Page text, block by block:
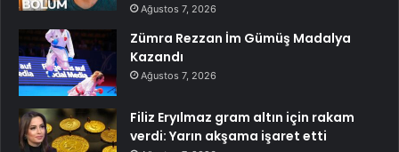
Ağustos 7, 2026
Zümra Rezzan İm Gümüş Madalya
Kazandı
Ağustos 7, 2026
Filiz Eryılmaz gram altın için rakam
verdi: Yarın akşama işaret etti